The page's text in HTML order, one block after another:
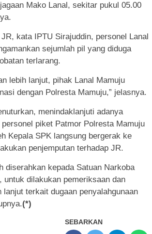
Mako Lanal, sekitar pukul 05.00
kata IPTU Sirajuddin, personel Lanal
sejumlah pil yang diduga
terlarang.
lebih lanjut, pihak Lanal Mamuju
dengan Polresta Mamuju,” jelasnya.
menindaklanjuti adanya
personel piket Patmor Polresta Mamuju
Kepala SPK langsung bergerak ke
penjemputan terhadap JR.
diserahkan kepada Satuan Narkoba
untuk dilakukan pemeriksaan dan
lanjut terkait dugaan penyalahgunaan
(*)
SEBARKAN